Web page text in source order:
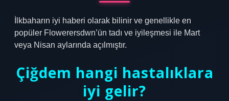
İlkbaharın iyi haberi olarak bilinir ve genellikle en
popüler Flowerersdwn’ün tadı ve iyileşmesi ile Mart
veya Nisan aylarında açılmıştır.
Çiğdem hangi hastalıklara
iyi gelir?